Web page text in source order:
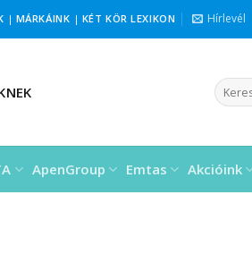
| MÁRKÁINK | KÉT KÖR LEXIKON Hírlevél
Keresés
a
ApenGroup Emtas Akcióink